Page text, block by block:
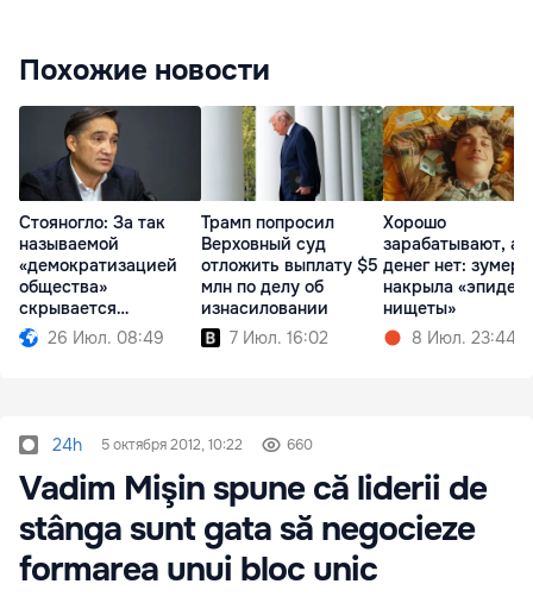
Похожие новости
Стояногло: За так
называемой
«демократизацией
общества»
скрывается
проедание денег
26 Июл. 08:49
Трамп попросил
Верховный суд
отложить выплату $5
млн по делу об
изнасиловании
7 Июл. 16:02
Хорошо
зарабатывают, а
денег нет:
накрыла
нищеты»
8 Июл. 23:44
24h 5 октября 2012, 10:22 660
Vadim Mişin spune că liderii de
stânga sunt gata să negocieze
formarea unui bloc unic